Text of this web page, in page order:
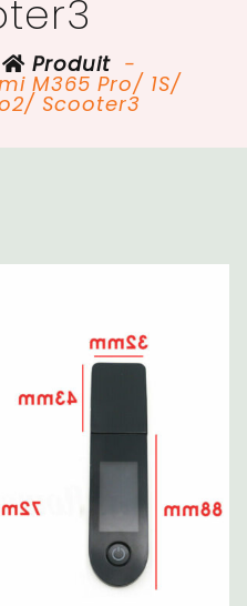
Produit-
M365 Pro/ 1S/
Scooter3